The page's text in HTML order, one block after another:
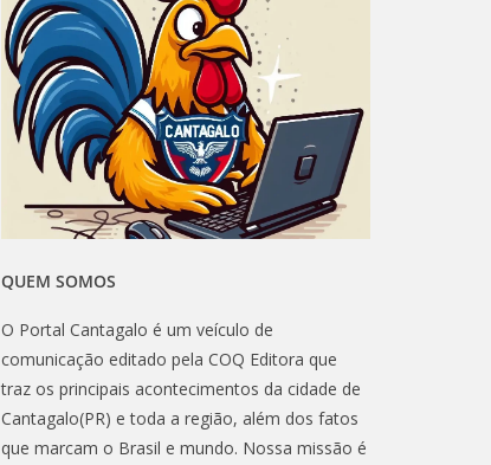
QUEM SOMOS
O Portal Cantagalo é um veículo de
comunicação editado pela COQ Editora que
traz os principais acontecimentos da cidade de
Cantagalo(PR) e toda a região, além dos fatos
que marcam o Brasil e mundo. Nossa missão é